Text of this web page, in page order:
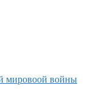
мировоой войны